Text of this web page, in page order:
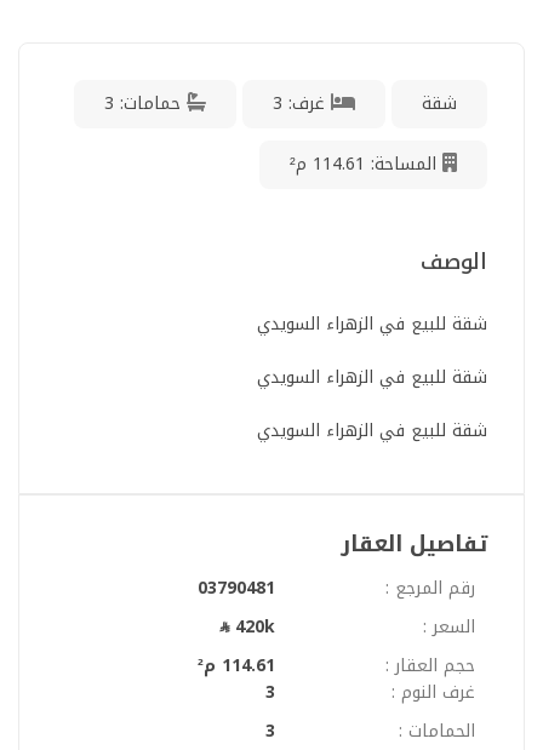
شقة غرف: 3
حمامات: 3
المساحة: 114.61 م²
الوصف
شقة للبيع في الزهراء السويدي
شقة للبيع في الزهراء السويدي
شقة للبيع في الزهراء السويدي
تفاصيل العقار
رقم المرجع :
03790481
السعر :
420k
حجم العقار :
114.61 م²
غرف النوم :
3
الحمامات :
3